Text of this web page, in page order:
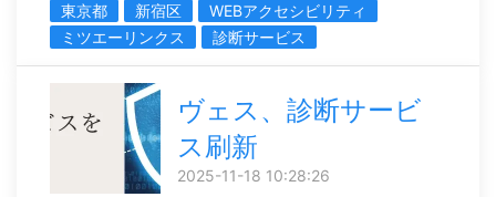
東京都 新宿区
WEBアクセシビリティ
ミツエーリンクス
診断サービス
ヴェス、診断サービ
ス刷新
2025-11-18 10:28:26